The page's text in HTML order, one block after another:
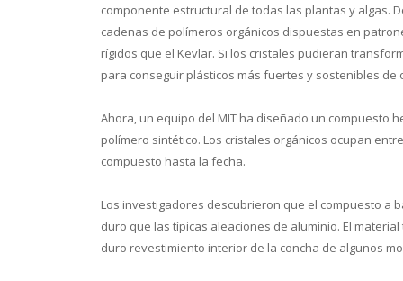
componente estructural de todas las plantas y algas.
cadenas de polímeros orgánicos dispuestas en
rígidos que el Kevlar. Si los cristales pudieran
para conseguir plásticos más fuertes y sostenibles de
Ahora, un equipo del MIT ha diseñado un compuesto
polímero sintético. Los cristales orgánicos ocupan
compuesto hasta la fecha.
Los investigadores descubrieron que el compuesto a
duro que las típicas aleaciones de aluminio. El
duro revestimiento interior de la concha de algunos